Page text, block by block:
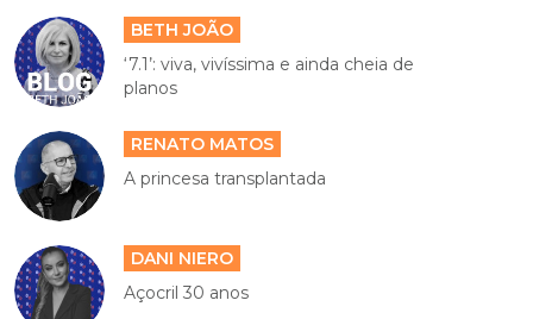
BETH JOÃO
‘7.1’: viva, vivíssima e ainda cheia de
planos
RENATO MATOS
A princesa transplantada
DANI NIERO
Açocril 30 anos